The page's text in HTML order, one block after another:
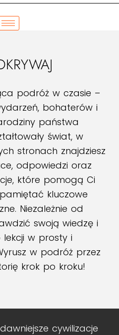
podróż w czasie –
bohaterów i
państwa
świat, w
stronach znajdziesz
odpowiedzi oraz
które pomogą Ci
kluczowe
Niezależnie od
swoją wiedzę i
w prosty i
w podróż przez
krok po kroku!
cywilizacje